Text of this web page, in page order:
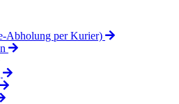
Abholung per Kurier)